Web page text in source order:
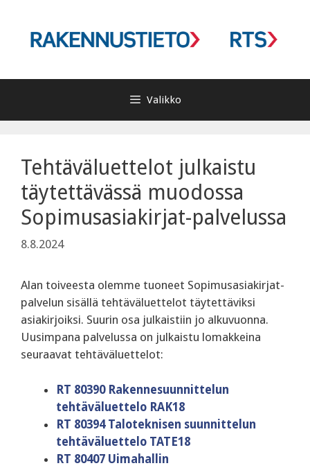
Valikko
Tehtäväluettelot julkaistu
täytettävässä muodossa
Sopimusasiakirjat-palvelussa
8.8.2024
Alan toiveesta olemme tuoneet Sopimusasiakirjat-
palvelun sisällä tehtäväluettelot täytettäviksi
asiakirjoiksi. Suurin osa julkaistiin jo alkuvuonna.
Uusimpana palvelussa on julkaistu lomakkeina
seuraavat tehtäväluettelot:
RT 80390 Rakennesuunnittelun
tehtäväluettelo RAK18
RT 80394 Taloteknisen suunnittelun
tehtäväluettelo TATE18
RT 80407 Uimahallin